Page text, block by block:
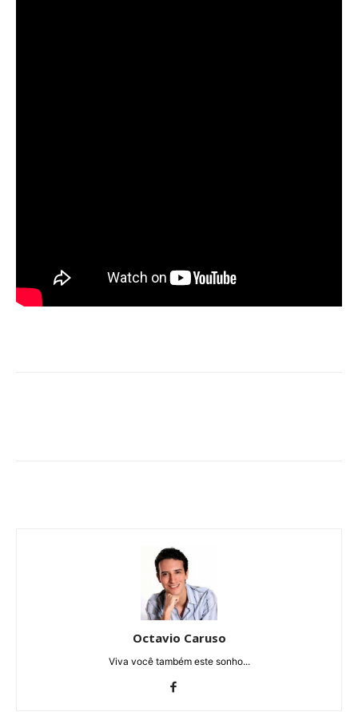
Octavio Caruso
Viva você também este sonho...